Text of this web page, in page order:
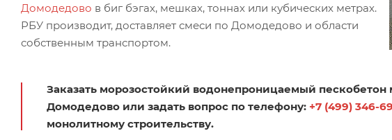
Домодедово в биг бэгах, мешках, тоннах или кубических метрах.
РБУ производит, доставляет смеси по Домодедово и области
собственным транспортом.
Заказать морозостойкий водонепроницаемый пескобетон
Домодедово или задать вопрос по телефону: +7 (499) 346-
монолитному строительству.